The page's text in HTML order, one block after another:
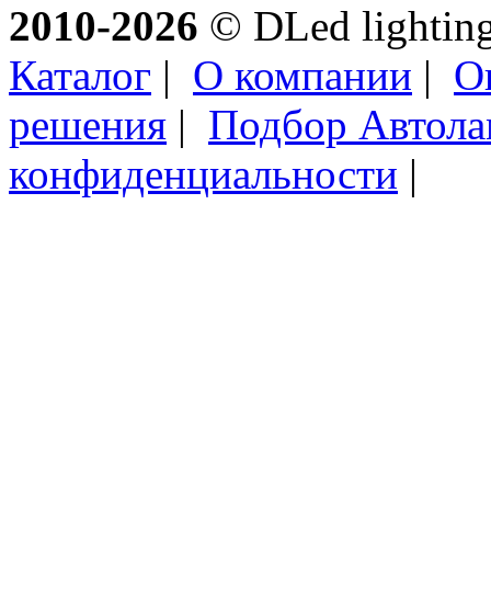
2010-2026 © DLed
Каталог | О компании |
решения | Подбор
конфиденциальности |